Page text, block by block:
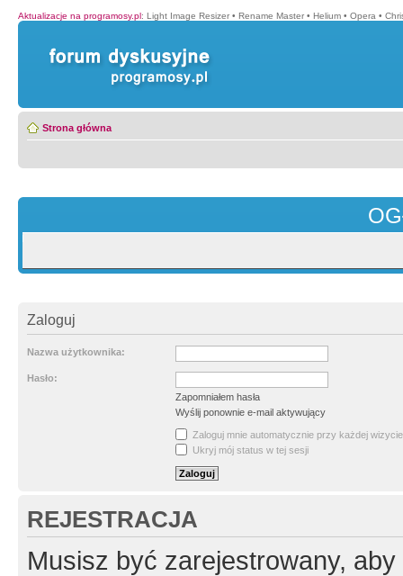
Aktualizacje na programosy.pl: Light Image Resizer • Rename Master • Helium • Opera •
Strona główna
Zaloguj
Nazwa użytkownika:
Hasło:
Zapomniałem hasła
Wyślij ponownie e-mail aktywujący
Zaloguj mnie automatycznie przy każdej wizycie
Ukryj mój status w tej sesji
REJESTRACJA
Musisz być zarejestrowany,